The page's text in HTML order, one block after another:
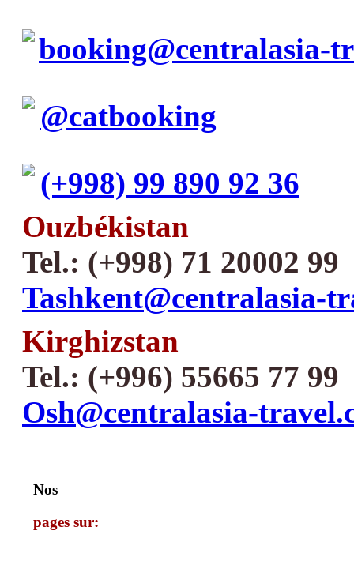
booking@centralasia-
@catbooking
(+998) 99 890 92 36
Ouzbékistan
Tel.: (+998) 71 20002 99
Tashkent@centralasia-
Kirghizstan
Tel.: (+996) 55665 77 99
Osh@centralasia-
Nos
pages sur: